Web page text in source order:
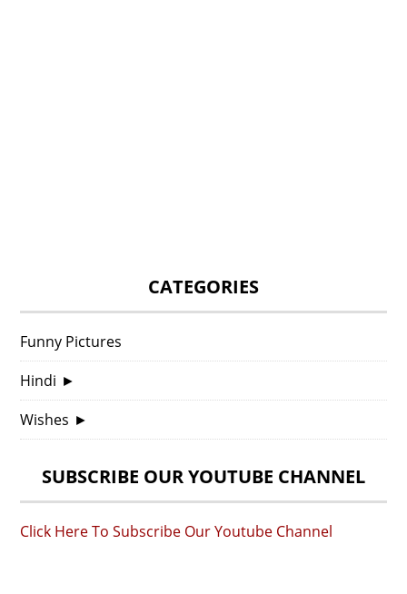
CATEGORIES
Funny Pictures
Hindi ►
Wishes ►
SUBSCRIBE OUR YOUTUBE CHANNEL
Click Here To Subscribe Our Youtube Channel